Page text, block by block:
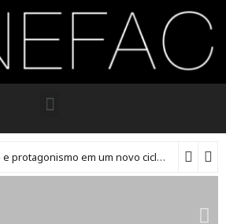
Propósito, impacto e protagonismo em um novo ciclo para os executivos brasileiros